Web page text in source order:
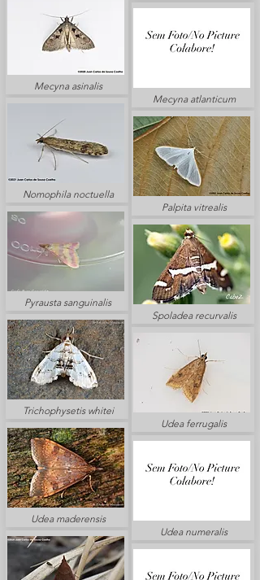
Mecyna asinalis
Nomophila noctuella
Pyrausta sanguinalis
Trichophysetis whitei
Udea maderensis
Mecyna atlanticum
Palpita vitrealis
Spoladea recurvalis
Udea ferrugalis
Udea numeralis